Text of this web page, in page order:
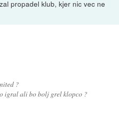
propadel klub, kjer nic vec ne
?
igral ali bo bolj grel klopco ?